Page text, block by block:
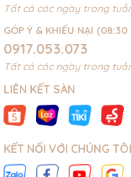
Tất cả các ngày trong
GÓP Ý & KHIẾU NẠI
0917.053.073
Tất cả các ngày trong
LIÊN KẾT SÀN
KẾT NỐI VỚI CHÚNG